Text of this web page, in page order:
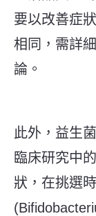
要以改善症
相同，需詳
論。
此外，益生
臨床研究中
狀，在挑選